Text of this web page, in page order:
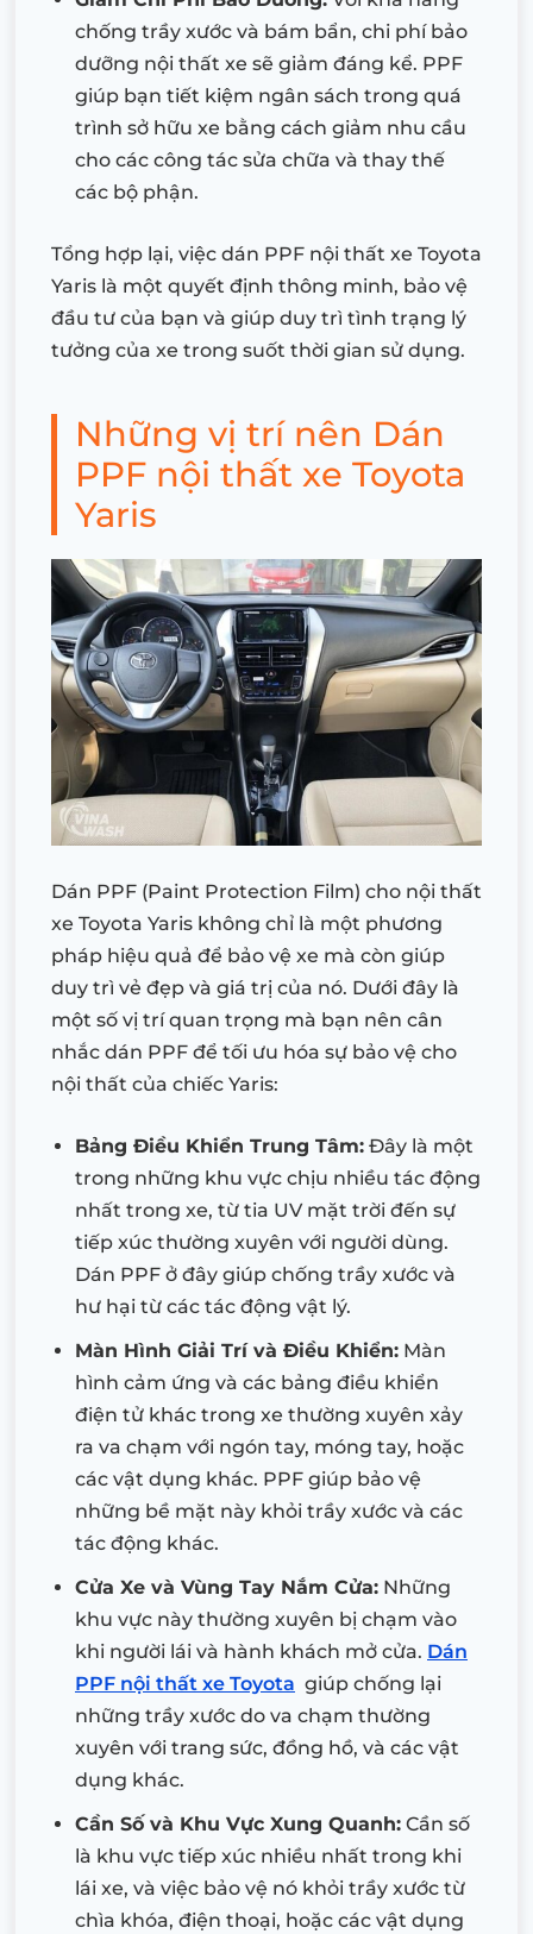
chống trầy xước và bám bẩn, chi phí bảo
dưỡng nội thất xe sẽ giảm đáng kể. PPF
giúp bạn tiết kiệm ngân sách trong quá
trình sở hữu xe bằng cách giảm nhu cầu
cho các công tác sửa chữa và thay thế
các bộ phận.
Tổng hợp lại, việc dán PPF nội thất xe Toyota
Yaris là một quyết định thông minh, bảo vệ
đầu tư của bạn và giúp duy trì tình trạng lý
tưởng của xe trong suốt thời gian sử dụng.
Những vị trí nên Dán
PPF nội thất xe Toyota
Yaris
Dán PPF (Paint Protection Film) cho nội thất
xe Toyota Yaris không chỉ là một phương
pháp hiệu quả để bảo vệ xe mà còn giúp
duy trì vẻ đẹp và giá trị của nó. Dưới đây là
một số vị trí quan trọng mà bạn nên cân
nhắc dán PPF để tối ưu hóa sự bảo vệ cho
nội thất của chiếc Yaris:
Bảng Điều Khiển Trung Tâm: Đây là một
trong những khu vực chịu nhiều tác động
nhất trong xe, từ tia UV mặt trời đến sự
tiếp xúc thường xuyên với người dùng.
Dán PPF ở đây giúp chống trầy xước và
hư hại từ các tác động vật lý.
Màn Hình Giải Trí và Điều Khiển: Màn
hình cảm ứng và các bảng điều khiển
điện tử khác trong xe thường xuyên xảy
ra va chạm với ngón tay, móng tay, hoặc
các vật dụng khác. PPF giúp bảo vệ
những bề mặt này khỏi trầy xước và các
tác động khác.
Cửa Xe và Vùng Tay Nắm Cửa: Những
khu vực này thường xuyên bị chạm vào
khi người lái và hành khách mở cửa. Dán
PPF nội thất xe Toyota giúp chống lại
những trầy xước do va chạm thường
xuyên với trang sức, đồng hồ, và các vật
dụng khác.
Cần Số và Khu Vực Xung Quanh: Cần số
là khu vực tiếp xúc nhiều nhất trong khi
lái xe, và việc bảo vệ nó khỏi trầy xước từ
chìa khóa, điện thoại, hoặc các vật dụng